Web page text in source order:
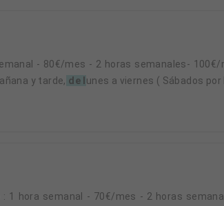
y tarde, de l unes a viernes ( Sábados
: 1 hora semanal - 70€/mes - 2 horas